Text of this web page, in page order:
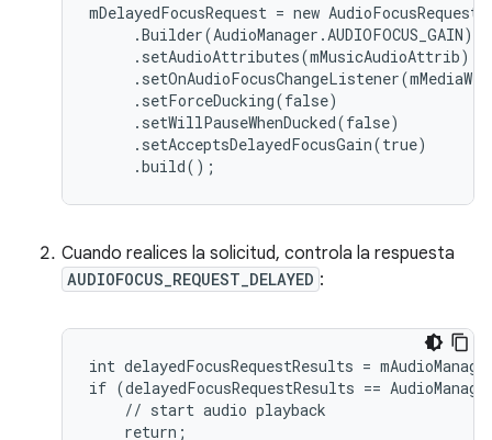
mDelayedFocusRequest = new AudioFocusRequest
     .Builder(AudioManager.AUDIOFOCUS_GAIN)
     .setAudioAttributes(mMusicAudioAttrib)
     .setForceDucking(false)
     .setWillPauseWhenDucked(false)
     .setAcceptsDelayedFocusGain(true)
Cuando realices la solicitud, controla la respuesta
AUDIOFOCUS_REQUEST_DELAYED :
int delayedFocusRequestResults =
if (delayedFocusRequestResults ==
    // start audio playback
    return;